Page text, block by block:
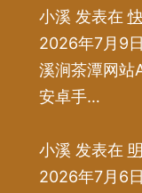
小溪 发表在
2026年7月9日
溪涧茶潭网站
安卓手…
小溪 发表在
2026年7月6日